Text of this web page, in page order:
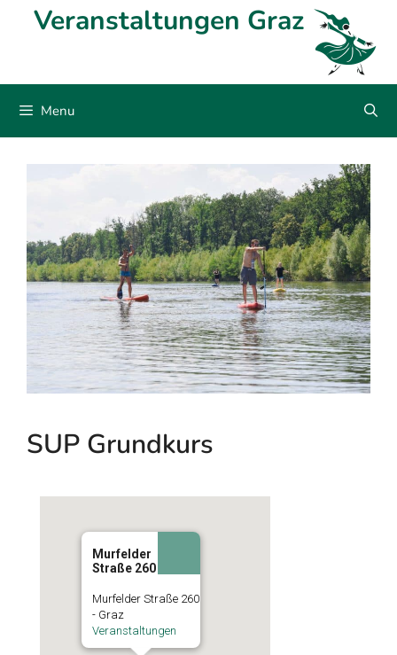
Veranstaltungen Graz
Menu
SUP Grundkurs
Murfelder
Straße 260
Murfelder Straße 260
- Graz
Veranstaltungen